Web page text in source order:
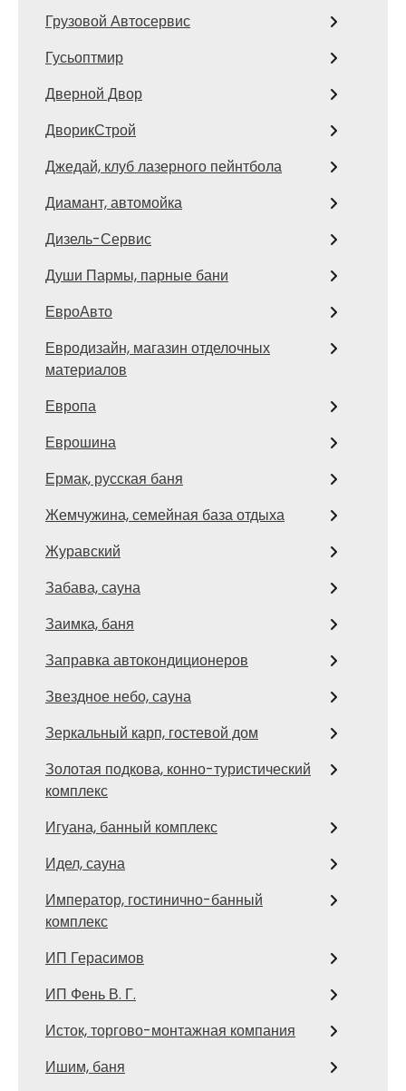
Грузовой Автосервис
Гусьоптмир
Дверной Двор
ДворикСтрой
Джедай, клуб лазерного пейнтбола
Диамант, автомойка
Дизель-Сервис
Души Пармы, парные бани
ЕвроАвто
Евродизайн, магазин отделочных
материалов
Европа
Еврошина
Ермак, русская баня
Жемчужина, семейная база отдыха
Журавский
Забава, сауна
Заимка, баня
Заправка автокондиционеров
Звездное небо, сауна
Зеркальный карп, гостевой дом
Золотая подкова, конно-туристический
комплекс
Игуана, банный комплекс
Идел, сауна
Император, гостинично-банный
комплекс
ИП Герасимов
ИП Фень В. Г.
Исток, торгово-монтажная компания
Ишим, баня